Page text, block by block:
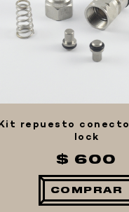
repuesto
lock
$ 600
COMPRAR